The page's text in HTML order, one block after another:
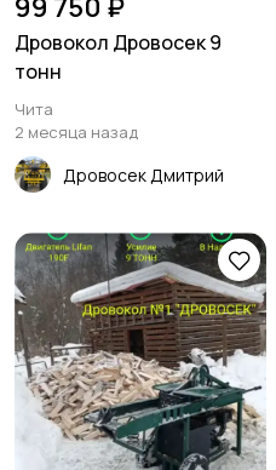
99 750 ₽
Дровокол Дровосек 9
тонн
Чита
2 месяца назад
Дровосек Дмитрий